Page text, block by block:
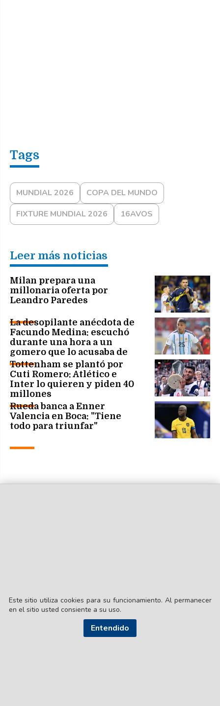
MUNDIAL 2026
COPA DEL MUNDO
FIXTURE MUNDIAL 2026
16AVOS
Leer más noticias
Milan prepara una
millonaria oferta por
Leandro Paredes
La desopilante anécdota de
Facundo Medina: escuchó
durante una hora a un
gomero que lo acusaba de
"vender" la final
Tottenham se plantó por
Cuti Romero: Atlético e
Inter lo quieren y piden 40
millones
Rueda banca a Enner
Valencia en Boca: "Tiene
todo para triunfar"
Este sitio utiliza cookies para su funcionamiento. Al permanecer
en el sitio usted consiente a su uso.
Entendido